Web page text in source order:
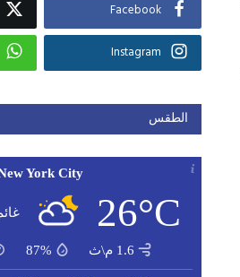
Facebook
Instagram
الطقس
York City
26°C
1.6 م\ث 87%